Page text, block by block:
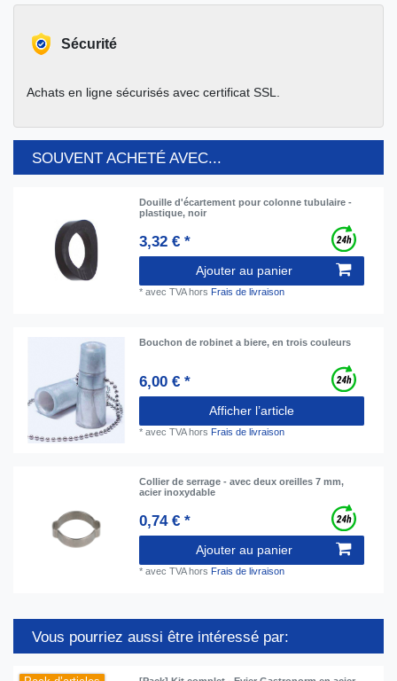
Sécurité
Achats en ligne sécurisés avec certificat SSL.
SOUVENT ACHETÉ AVEC...
Douille d'écartement pour colonne tubulaire -
plastique, noir
3,32 € *
Ajouter au panier
*avec TVAhors Frais de livraison
Bouchon de robinet a biere, en trois couleurs
6,00 € *
Afficher l’article
*avec TVAhors Frais de livraison
Collier de serrage - avec deux oreilles 7 mm,
acier inoxydable
0,74 € *
Ajouter au panier
*avec TVAhors Frais de livraison
Vous pourriez aussi être intéressé par: